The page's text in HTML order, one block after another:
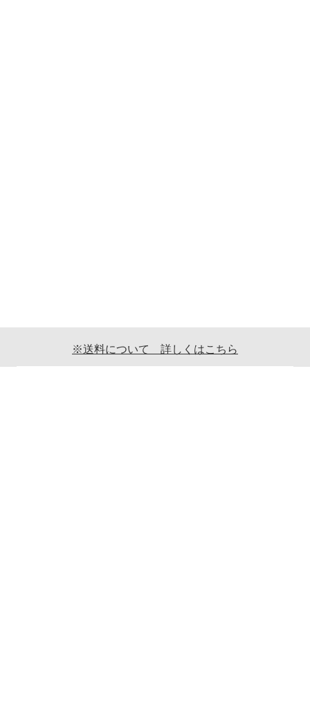
※送料について 詳しくはこちら